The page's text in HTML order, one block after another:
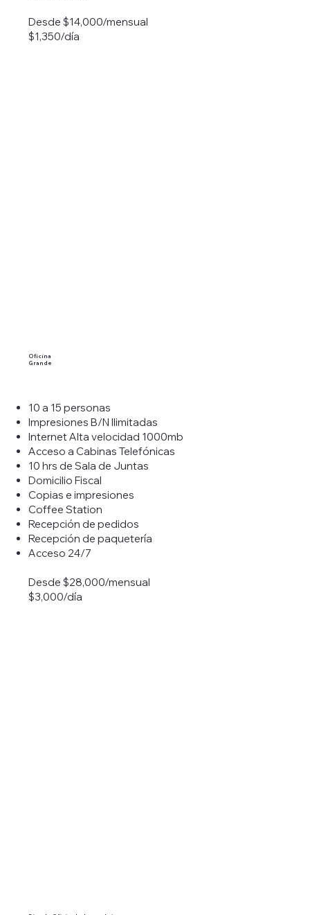
Desde $14,000/mensual
$1,350/día
Oficina
Grande
10 a 15 personas
Impresiones B/N Ilimitadas
Internet Alta velocidad 1000mb
Acceso a Cabinas Telefónicas
10 hrs de Sala de Juntas
Domicilio Fiscal
Copias e impresiones
Coffee Station
Recepción de pedidos
Recepción de paquetería
Acceso 24/7
Desde $28,000/mensual
$3,000/día